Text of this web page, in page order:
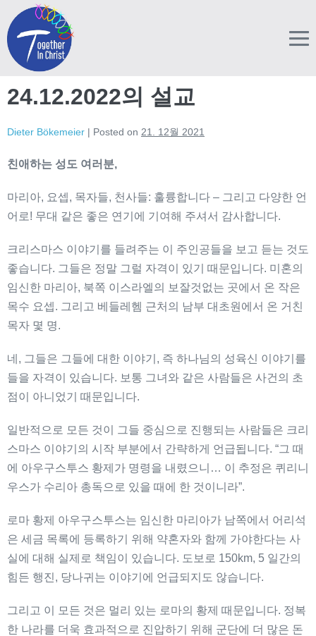
to
content
24.12.2022의 설교
Dieter Bökemeier | Posted on 21. 12월 2021
친애하는 성도 여러분,
마리아, 요셉, 목자들, 천사들: 훌륭합니다 – 그리고 다양한 언
어로! 무대 같은 좋은 연기에 기여해 주셔서 감사합니다.
크리스마스 이야기를 들려주는 이 주인공들을 보고 듣는 것도
좋습니다. 그들은 정말 그럴 자격이 있기 때문입니다. 미혼의
임신한 마리아, 북쪽 이스라엘의 보잘것없는 곳에서 온 작은
목수 요셉. 그리고 베들레헴 근처의 남부 대초원에서 온 거친
목자 몇 명.
네, 그들은 그들에 대한 이야기, 즉 하나님의 성육신 이야기를
들을 자격이 있습니다. 보통 그녀와 같은 사람들은 사건의 초
점이 아니었기 때문입니다.
일반적으로 모든 것이 그들 중심으로 진행되는 사람들은 크리
스마스 이야기의 시작 부분에서 간략하게 언급됩니다. “그 때
에 아우구스투스 황제가 명령을 내렸으니… 이 추정은 퀴리니
우스가 수리아 총독으로 있을 때에 한 것이니라”.
로마 황제 아우구스투스는 임신한 마리아가 남쪽에서 어리석
은 세금 목록에 등록하기 위해 약혼자와 함께 가야한다는 사
실에 대해 실제로 책임이 있습니다. 도보로 150km, 5 일간의
힘든 행진, 당나귀는 이야기에 언급되지도 않습니다.
그리고 이 모든 것은 멀리 있는 로마의 황제 때문입니다. 정복
한 나라를 더욱 효과적으로 진압하기 위해 군단에 더 많은 돈